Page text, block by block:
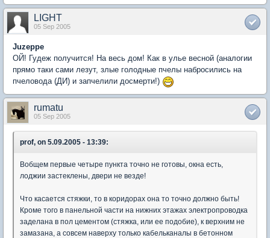
LIGHT
05 Sep 2005
Juzeppe
ОЙ! Гудеж получится! На весь дом! Как в улье весной (аналогии
прямо таки сами лезут, злые голодные пчелы набросились на
пчеловода (ДИ) и запчелили досмерти!)
rumatu
05 Sep 2005
prof, on 5.09.2005 - 13:39:
Вобщем первые четыре пункта точно не готовы, окна есть,
лоджии застеклены, двери не везде!
Что касается стяжки, то в коридорах она то точно должно быть!
Кроме того в панельной части на нижних этажах электропроводка
заделана в пол цементом (стяжка, или ее подобие), к верхним не
замазана, а совсем наверху только кабельканалы в бетонном